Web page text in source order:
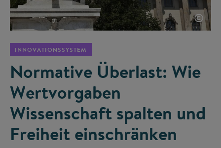
©
INNOVATIONSSYSTEM
Normative Überlast: Wie
Wertvorgaben
Wissenschaft spalten und
Freiheit einschränken